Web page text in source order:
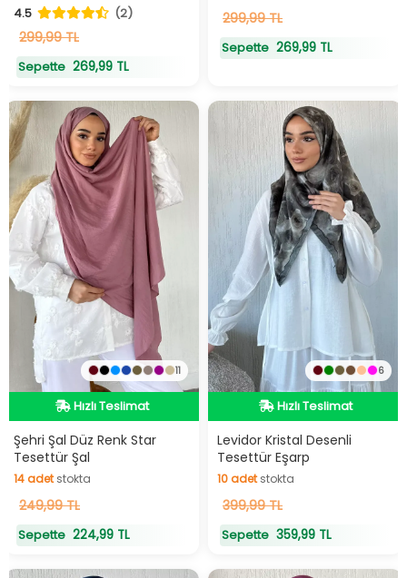
7adetstokta
4.5 (2)
299,99 TL
Sepette 269,99 TL
9adetstokta
299,99 TL
Sepette 269,99 TL
11
Hızlı Teslimat
Hızlı Teslimat
Şehri Şal Düz Renk Star
Tesettür Şal
14adetstokta
14adetstokta
249,99 TL
Sepette 224,99 TL
6
Hızlı Teslimat
Hızlı Teslimat
Levidor Kristal Desenli
Tesettür Eşarp
10adetstokta
10adetstokta
399,99 TL
Sepette 359,99 TL